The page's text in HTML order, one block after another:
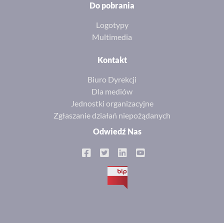
Do pobrania
Logotypy
Multimedia
Kontakt
Biuro Dyrekcji
Dla mediów
Jednostki organizacyjne
Zgłaszanie działań niepożądanych
Odwiedź Nas
BIP